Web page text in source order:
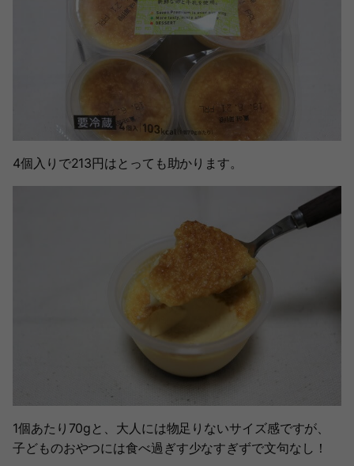
4個入りで213円はとっても助かります。
1個あたり70gと、大人には物足りないサイズ感ですが、
子どものおやつには食べ過ぎす少なすぎずで文句なし！